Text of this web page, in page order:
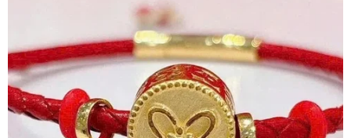
Iran và Oman đạt thỏa thuận về
tuyến vận tải thương mại qua eo biển
Hormuz